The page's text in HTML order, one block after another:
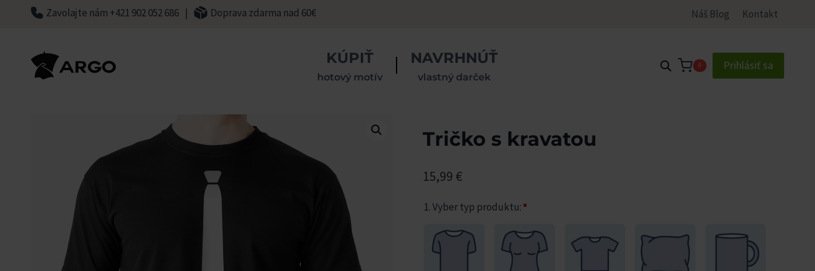
Zavolajte nám +421 902 052 686 | Doprava zdarma nad 60€ Náš Blog Kontakt
KÚPIŤ
hotový motív
NAVRHNÚŤ
vlastný darček
0 Prihlásiť sa
Tričko s kravatou
15,99 €
1. Vyber typ produktu:*